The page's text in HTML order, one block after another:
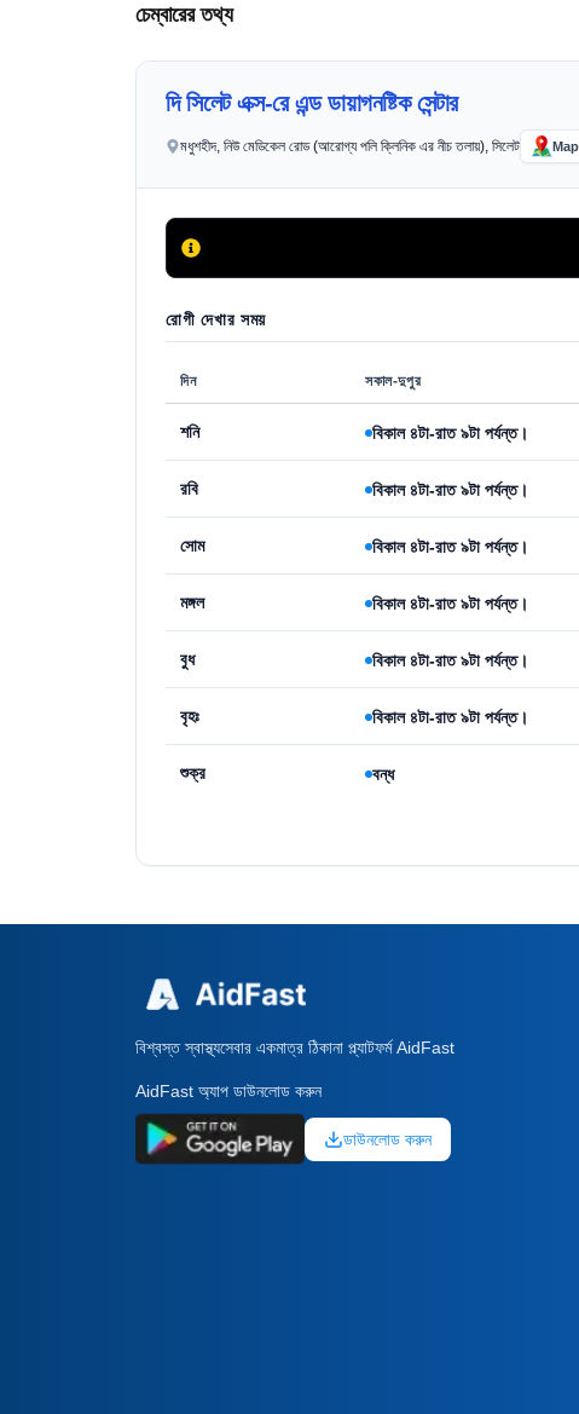
চেম্বারের তথ্য
দি সিলেট এক্স-রে এন্ড ডায়াগনষ্টিক সেন্টার
মধুশহীদ, নিউ মেডিকেল রোড (আরোগ্য পলি ক্লিনিক এর নীচ তলায়), সিলেট Map
রোগী দেখার সময়
দিন সকাল-দুপুর
শনি বিকাল ৪টা-রাত ৯টা পর্যন্ত।
রবি বিকাল ৪টা-রাত ৯টা পর্যন্ত।
সোম বিকাল ৪টা-রাত ৯টা পর্যন্ত।
মঙ্গল বিকাল ৪টা-রাত ৯টা পর্যন্ত।
বুধ বিকাল ৪টা-রাত ৯টা পর্যন্ত।
বৃহঃ বিকাল ৪টা-রাত ৯টা পর্যন্ত।
শুক্র বন্ধ
বিশ্বস্ত স্বাস্থ্যসেবার একমাত্র ঠিকানা প্ল্যাটফর্ম AidFast
AidFast অ্যাপ ডাউনলোড করুন
ডাউনলোড করুন